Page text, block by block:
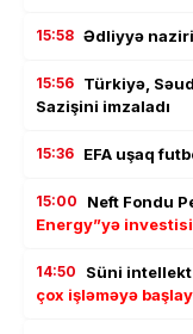
15:58 Ədliyyə
15:56 Türkiyə,
Sazişini imzaladı
15:36 EFA uşaq
15:00 Neft Fondu
Energy”yə
14:50 Süni intellekt
çox işləməyə